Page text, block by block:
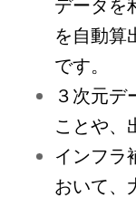
を自動算
です。
３次元デ
ことや、
インフラ
おいて、